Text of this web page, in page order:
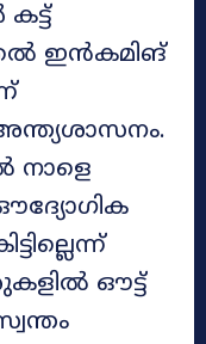
ഇന്‍കമിങ്
നാളെ
ഔട്ട്